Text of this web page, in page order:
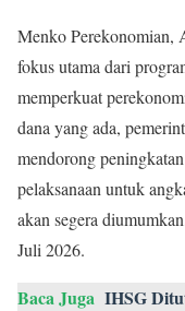
Menko Perekonomian,
fokus utama dari
memperkuat
dana yang ada,
mendorong
pelaksanaan untuk
akan segera
Juli 2026.
Baca Juga IHSG